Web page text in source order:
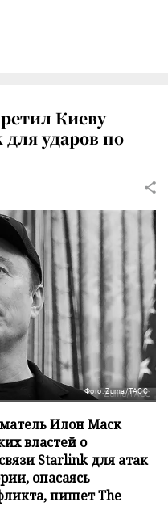
Киеву
ударов по
Фото: Zuma/ТАСС
Илон Маск
властей о
Starlink для атак
опасаясь
пишет The